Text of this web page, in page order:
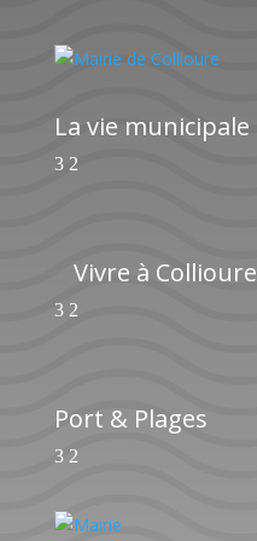
La vie municipale
Vivre à Collioure
Port & Plages